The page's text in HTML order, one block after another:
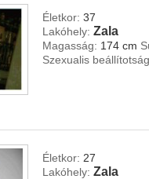
Életkor: 37
Lakóhely: Zala
Magasság: 174 cm
Szexualis
Életkor: 27
Lakóhely: Zala